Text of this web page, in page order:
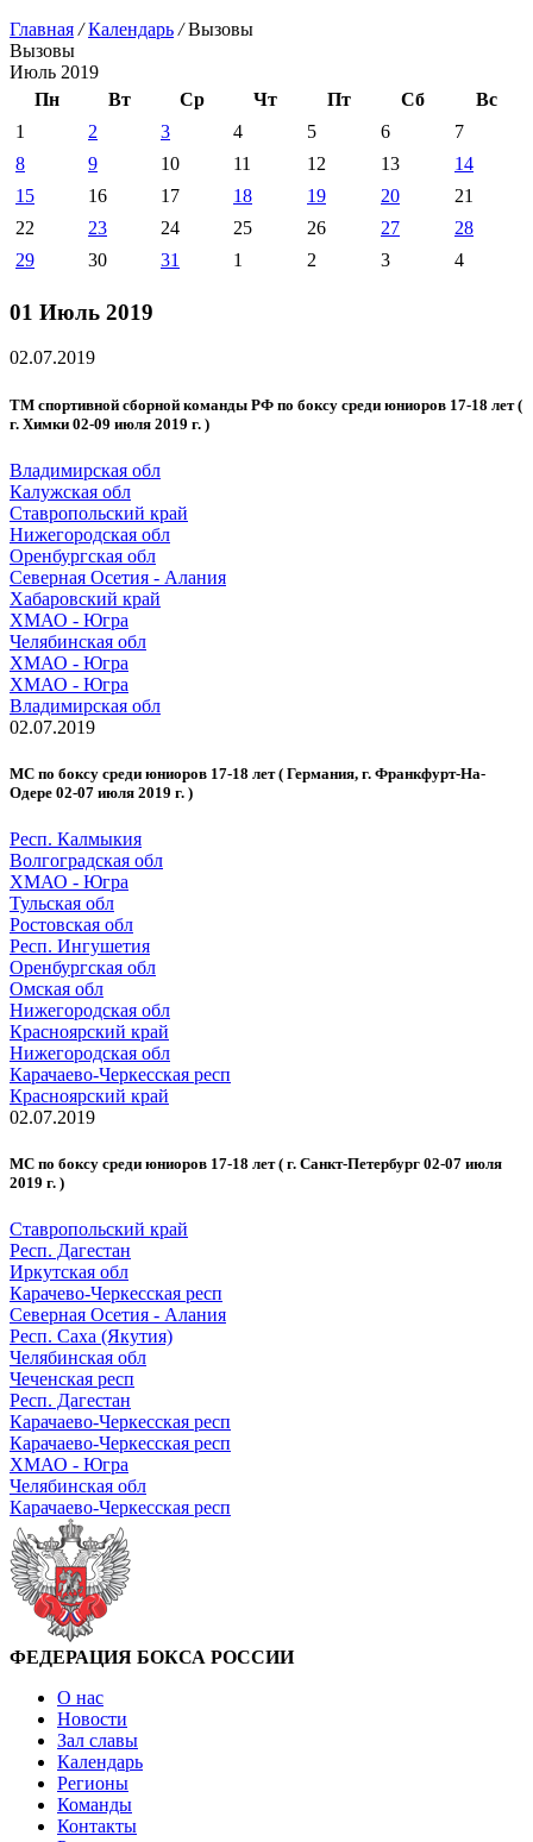
Главная / Календарь /Вызовы
Вызовы
Июль 2019
Пн
Вт Ср Чт Пт Сб
Вс
1
2 3 4 5 6
7
8
9 10 11 12 13
14
15
16 17 18 19 20
21
22
23 24 25 26 27
28
29
30 31 1 2 3 4
01 Июль 2019
02.07.2019
ТМ спортивной сборной команды РФ по боксу среди юниоров 17-18 лет (
г. Химки 02-09 июля 2019 г. )
Владимирская обл
Калужская обл
Ставропольский край
Нижегородская обл
Оренбургская обл
Северная Осетия - Алания
Хабаровский край
ХМАО - Югра
Челябинская обл
ХМАО - Югра
ХМАО - Югра
Владимирская обл
02.07.2019
МС по боксу среди юниоров 17-18 лет ( Германия, г. Франкфурт-На-
Одере 02-07 июля 2019 г. )
Респ. Калмыкия
Волгоградская обл
ХМАО - Югра
Тульская обл
Ростовская обл
Респ. Ингушетия
Оренбургская обл
Омская обл
Нижегородская обл
Красноярский край
Нижегородская обл
Карачаево-Черкесская респ
Красноярский край
02.07.2019
МС по боксу среди юниоров 17-18 лет ( г. Санкт-Петербург 02-07 июля
2019 г. )
Ставропольский край
Респ. Дагестан
Иркутская обл
Карачево-Черкесская респ
Северная Осетия - Алания
Респ. Саха (Якутия)
Челябинская обл
Чеченская респ
Респ. Дагестан
Карачаево-Черкесская респ
Карачаево-Черкесская респ
ХМАО - Югра
Челябинская обл
Карачаево-Черкесская респ
ФЕДЕРАЦИЯ БОКСА РОССИИ
О нас
Новости
Зал славы
Календарь
Регионы
Команды
Контакты